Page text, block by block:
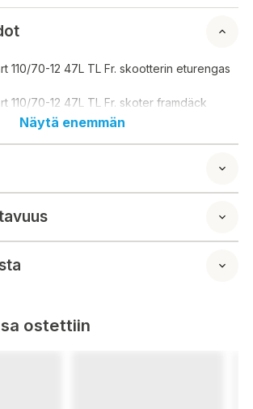
110/70-12 47L TL Fr. skootterin eturengas
110/70-12 47L TL Fr. skoter framdäck
Näytä enemmän
ostettiin